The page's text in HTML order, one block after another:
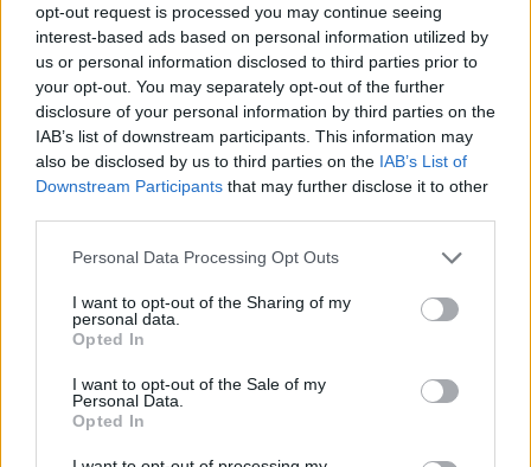
opt-out request is processed you may continue seeing
interest-based ads based on personal information utilized by
us or personal information disclosed to third parties prior to
your opt-out. You may separately opt-out of the further
disclosure of your personal information by third parties on the
IAB’s list of downstream participants. This information may
also be disclosed by us to third parties on the IAB’s List of
Downstream Participants that may further disclose it to other
Personal Data Processing Opt Outs
I want to opt-out of the Sharing of my
personal data.
Opted In
I want to opt-out of the Sale of my
Personal Data.
Opted In
azúcar para niños desde 12 meses
LEER